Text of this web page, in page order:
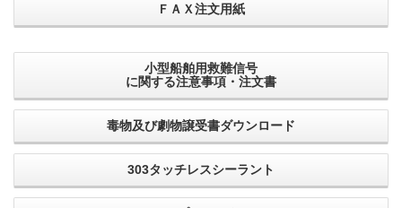
ＦＡＸ注文用紙
小型船舶用救難信号
に関する注意事項・注文書
毒物及び劇物譲受書ダウンロード
303タッチレスシーラント